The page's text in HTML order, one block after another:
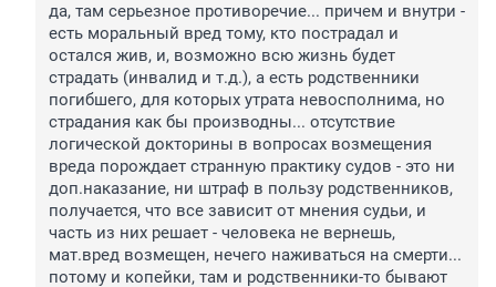
да, там серьезное противоречие... причем и внутри -
есть моральный вред тому, кто пострадал и
остался жив, и, возможно всю жизнь будет
страдать (инвалид и т.д.), а есть родственники
погибшего, для которых утрата невосполнима, но
страдания как бы производны... отсутствие
логической докторины в вопросах возмещения
вреда порождает странную практику судов - это ни
доп.наказание, ни штраф в пользу родственников,
получается, что все зависит от мнения судьи, и
часть из них решает - человека не вернешь,
мат.вред возмещен, нечего наживаться на смерти...
потому и копейки, там и родственники-то бывают